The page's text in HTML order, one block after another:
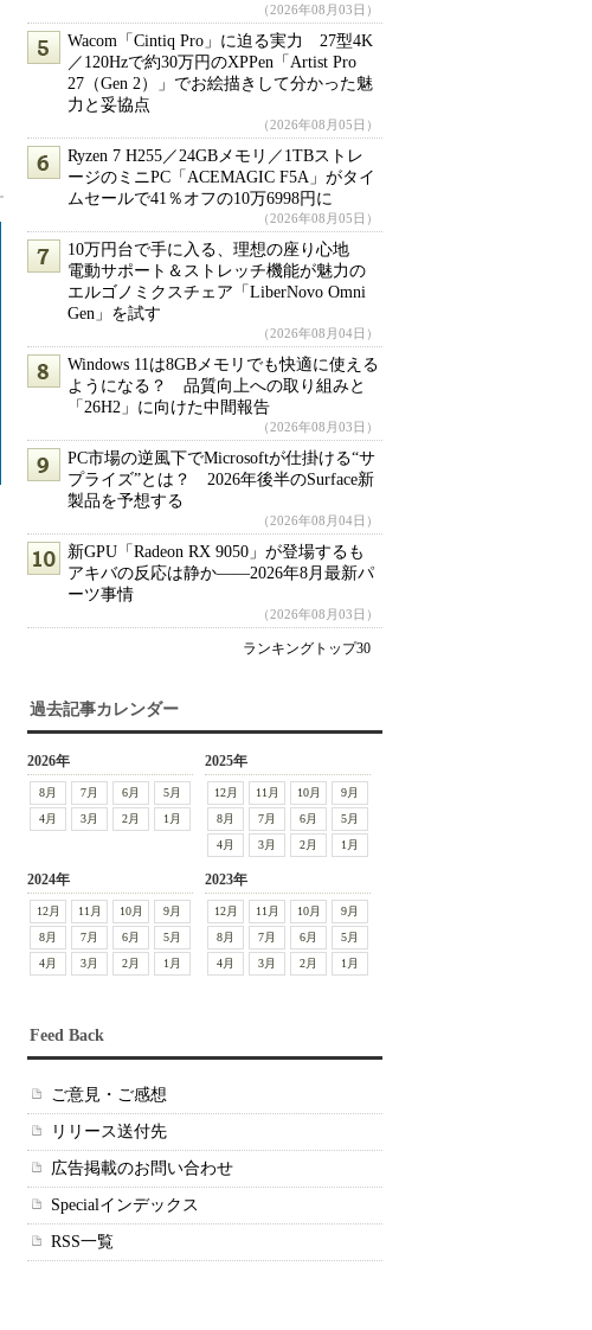
（2026年08月03日）
Wacom「Cintiq Pro」に迫る実力 27型4K
／120Hzで約30万円のXPPen「Artist Pro
27（Gen 2）」でお絵描きして分かった魅
力と妥協点
（2026年08月05日）
Ryzen 7 H255／24GBメモリ／1TBストレ
ージのミニPC「ACEMAGIC F5A」がタイ
ムセールで41％オフの10万6998円に
（2026年08月05日）
10万円台で手に入る、理想の座り心地
電動サポート＆ストレッチ機能が魅力の
エルゴノミクスチェア「LiberNovo Omni
Gen」を試す
（2026年08月04日）
Windows 11は8GBメモリでも快適に使える
ようになる？ 品質向上への取り組みと
「26H2」に向けた中間報告
（2026年08月03日）
PC市場の逆風下でMicrosoftが仕掛ける“サ
プライズ”とは？ 2026年後半のSurface新
製品を予想する
（2026年08月04日）
新GPU「Radeon RX 9050」が登場するも
アキバの反応は静か――2026年8月最新パ
ーツ事情
（2026年08月03日）
ランキングトップ30
過去記事カレンダー
2026年
8月 7月 6月
5月
4月
3月 2月 1月
2025年
12月 11月 10月
9月
8月
7月 6月
5月
4月
3月 2月 1月
2024年
12月 11月 10月
9月
8月
7月 6月
5月
4月
3月 2月 1月
2023年
12月 11月 10月
9月
8月
7月 6月
5月
4月
3月 2月 1月
Feed Back
ご意見・ご感想
リリース送付先
広告掲載のお問い合わせ
Specialインデックス
RSS一覧